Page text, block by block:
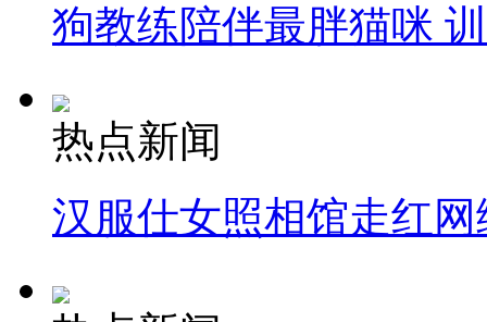
狗教练陪伴最胖猫咪
热点新闻
汉服仕女照相馆走红网